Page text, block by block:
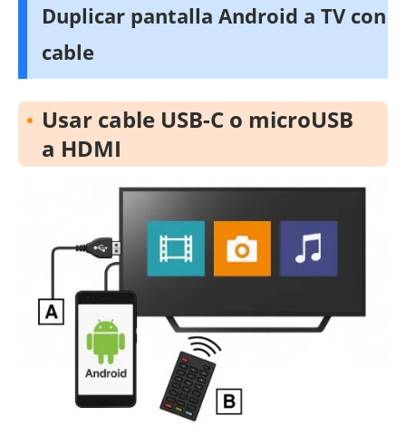
Duplicar pantalla Android a TV con
cable
Usar cable USB-C o microUSB
a HDMI